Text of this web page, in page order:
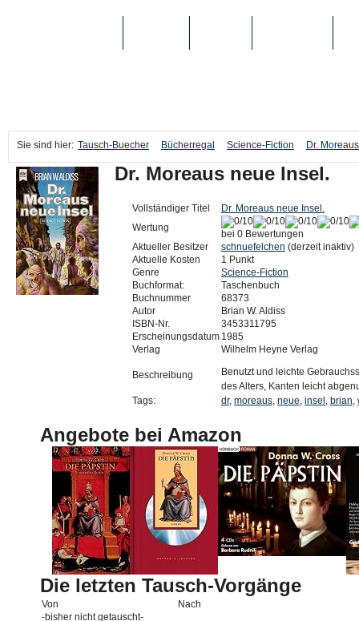
Sie sind hier: Tausch-Buecher Bücherregal Science-Fiction Dr.
Dr. Moreaus neue Insel.
Vollständiger Titel
Dr. Moreaus neue Insel.
Wertung
bei 0 Bewertungen
Aktueller Besitzer
schnuefelchen (derzeit inaktiv)
Aktuelle Kosten
1 Punkt
Genre
Science-Fiction
Buchformat:
Taschenbuch
Buchnummer
68373
Autor
Brian W. Aldiss
ISBN-Nr.
3453311795
Erscheinungsdatum 1985
Verlag
Wilhelm Heyne Verlag
Beschreibung
Benutzt und leichte
des Alters, Kanten leicht
Tags:
dr, moreaus, neue, insel , brian,
Angebote bei Amazon
Die letzten Tausch-Vorgänge
Von
Nach
-bisher nicht getauscht-